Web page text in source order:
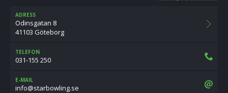
ADRESS
Odinsgatan 8
41103 Göteborg
TELEFON
031-155 250
E-MAIL
es.gnilwobrats@ofni